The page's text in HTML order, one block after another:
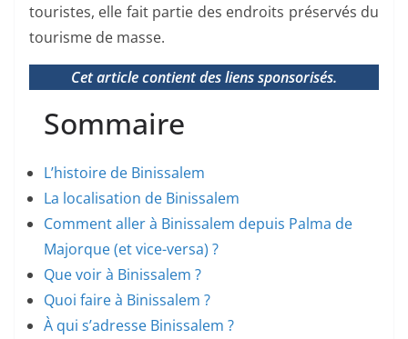
touristes, elle fait partie des endroits préservés du
tourisme de masse.
Cet article contient des liens sponsorisés.
Sommaire
L’histoire de Binissalem
La localisation de Binissalem
Comment aller à Binissalem depuis Palma de
Majorque (et vice-versa) ?
Que voir à Binissalem ?
Quoi faire à Binissalem ?
À qui s’adresse Binissalem ?